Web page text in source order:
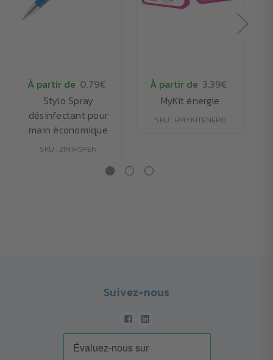
À partir de 0.79€
Stylo Spray
désinfectant pour
main économique
SKU : 2IN1HSPEN
À partir de 3.39€
MyKit énergie
SKU : HMYKITENERG
Suivez-nous